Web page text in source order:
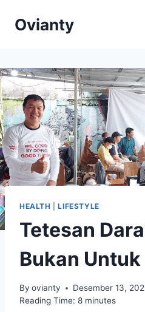
Ovianty
HEALTH |LIFESTYLE
Tetesan
Bukan
By ovianty
Desember 13,
Reading Time: 8 minutes